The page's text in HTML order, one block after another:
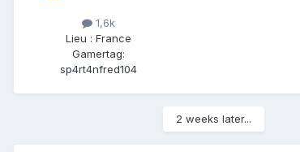
1,6k
Lieu : France
Gamertag:
sp4rt4nfred104
2 weeks later...